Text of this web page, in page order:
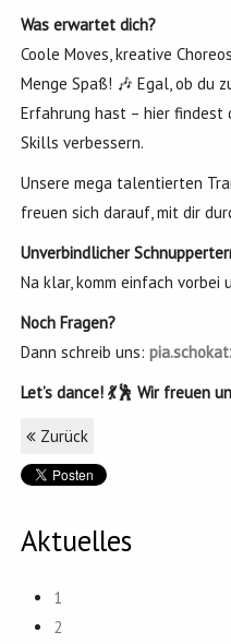
Was erwartet dich?
Coole Moves, kreative
Menge Spaß! 🎶 Egal, ob du
Erfahrung hast – hier findest
Skills verbessern.
Unsere mega talentierten
freuen sich darauf, mit dir
Unverbindlicher
Na klar, komm einfach vorbei
Noch Fragen?
Dann schreib uns:
Let’s dance! 💃🕺 Wir freuen
Zurück
Aktuelles
1
2